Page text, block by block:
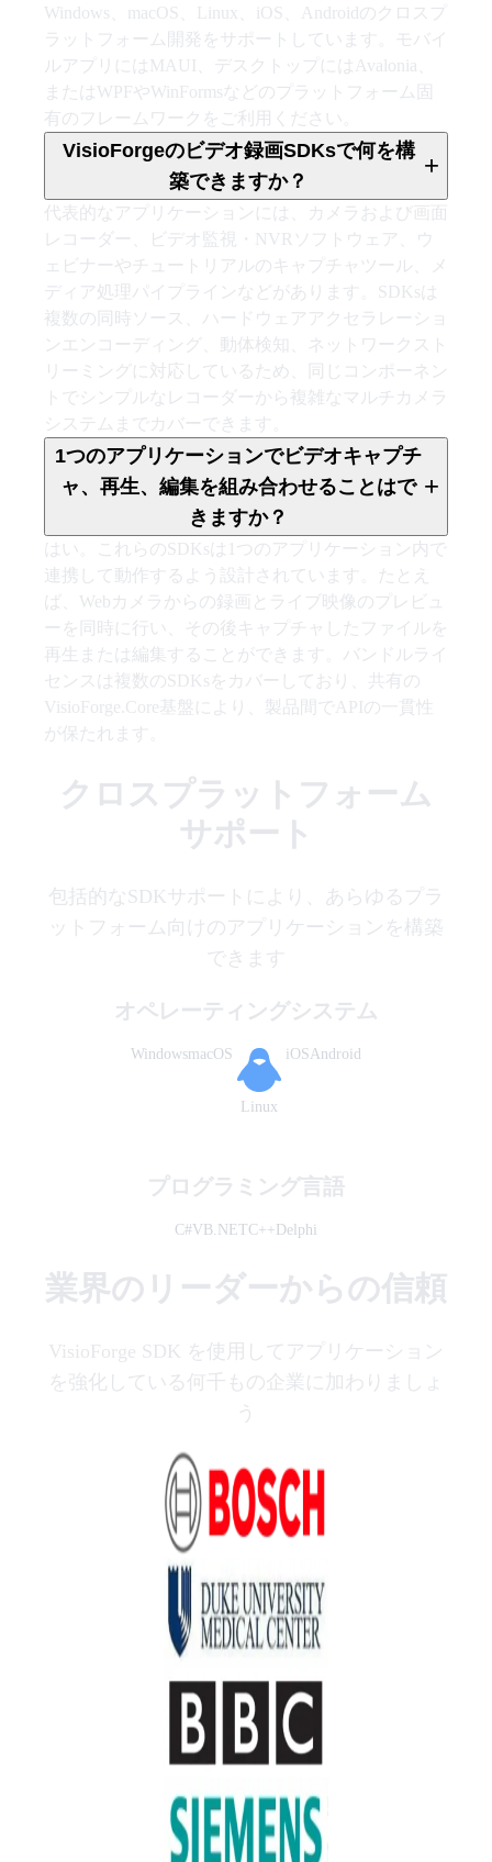
Windows、macOS、Linux、iOS、Androidのクロスプ
ラットフォーム開発をサポートしています。モバイ
ルアプリにはMAUI、デスクトップにはAvalonia、
またはWPFやWinFormsなどのプラットフォーム固
有のフレームワークをご利用ください。
VisioForgeのビデオ録画SDKsで何を構
築できますか？
+
代表的なアプリケーションには、カメラおよび画面
レコーダー、ビデオ監視・NVRソフトウェア、ウ
ェビナーやチュートリアルのキャプチャツール、メ
ディア処理パイプラインなどがあります。SDKsは
複数の同時ソース、ハードウェアアクセラレーショ
ンエンコーディング、動体検知、ネットワークスト
リーミングに対応しているため、同じコンポーネン
トでシンプルなレコーダーから複雑なマルチカメラ
システムまでカバーできます。
1つのアプリケーションでビデオキャプチ
ャ、再生、編集を組み合わせることはで
きますか？
+
はい。これらのSDKsは1つのアプリケーション内で
連携して動作するよう設計されています。たとえ
ば、Webカメラからの録画とライブ映像のプレビュ
ーを同時に行い、その後キャプチャしたファイルを
再生または編集することができます。バンドルライ
センスは複数のSDKsをカバーしており、共有の
VisioForge.Core基盤により、製品間でAPIの一貫性
が保たれます。
クロスプラットフォーム
サポート
包括的なSDKサポートにより、あらゆるプラ
ットフォーム向けのアプリケーションを構築
できます
オペレーティングシステム
WindowsmacOS
Linux
iOSAndroid
プログラミング言語
C#VB.NETC++ Delphi
業界のリーダーからの信頼
VisioForge SDK を使用してアプリケーション
を強化している何千もの企業に加わりましょ
う